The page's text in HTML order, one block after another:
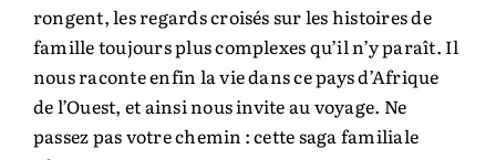
rongent, les regards croisés sur les histoires de
famille toujours plus complexes qu’il n’y paraît. Il
nous raconte enfin la vie dans ce pays d’Afrique
de l’Ouest, et ainsi nous invite au voyage. Ne
passez pas votre chemin : cette saga familiale